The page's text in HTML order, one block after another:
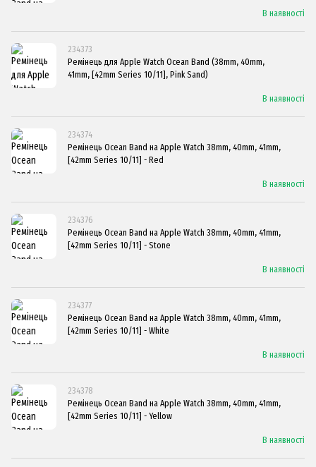
В наявності
234373
Ремінець для Apple Watch Ocean Band (38mm, 40mm,
41mm, [42mm Series 10/11], Pink Sand)
В наявності
234374
Ремінець Ocean Band на Apple Watch 38mm, 40mm, 41mm,
[42mm Series 10/11] - Red
В наявності
234376
Ремінець Ocean Band на Apple Watch 38mm, 40mm, 41mm,
[42mm Series 10/11] - Stone
В наявності
234377
Ремінець Ocean Band на Apple Watch 38mm, 40mm, 41mm,
[42mm Series 10/11] - White
В наявності
234378
Ремінець Ocean Band на Apple Watch 38mm, 40mm, 41mm,
[42mm Series 10/11] - Yellow
В наявності